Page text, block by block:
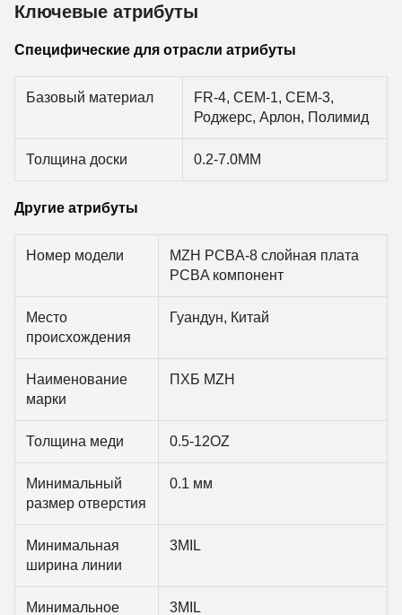
Ключевые атрибуты
Специфические для отрасли атрибуты
Базовый материал
FR-4, CEM-1, CEM-3,
Роджерс, Арлон, Полимид
Толщина доски 0.2-7.0MM
Другие атрибуты
Номер модели
MZH PCBA-8 слойная плата
PCBA компонент
Место
происхождения
Гуандун, Китай
Наименование
марки
ПХБ MZH
Толщина меди 0.5-12OZ
Минимальный
размер отверстия
0.1 мм
Минимальная
ширина линии
3MIL
Минимальное
3MIL